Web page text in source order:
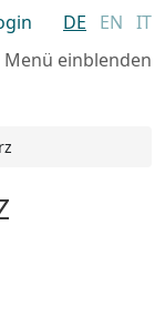
DE EN IT
Menü einblenden